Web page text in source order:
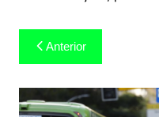
Navegação
de
Post
Anterior